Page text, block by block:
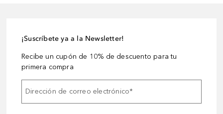
¡Suscríbete ya a la Newsletter!
Recibe un cupón de 10% de descuento para tu
primera compra
Dirección de correo electrónico*